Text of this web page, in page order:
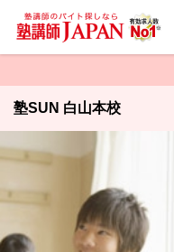
塾SUN 白山本校